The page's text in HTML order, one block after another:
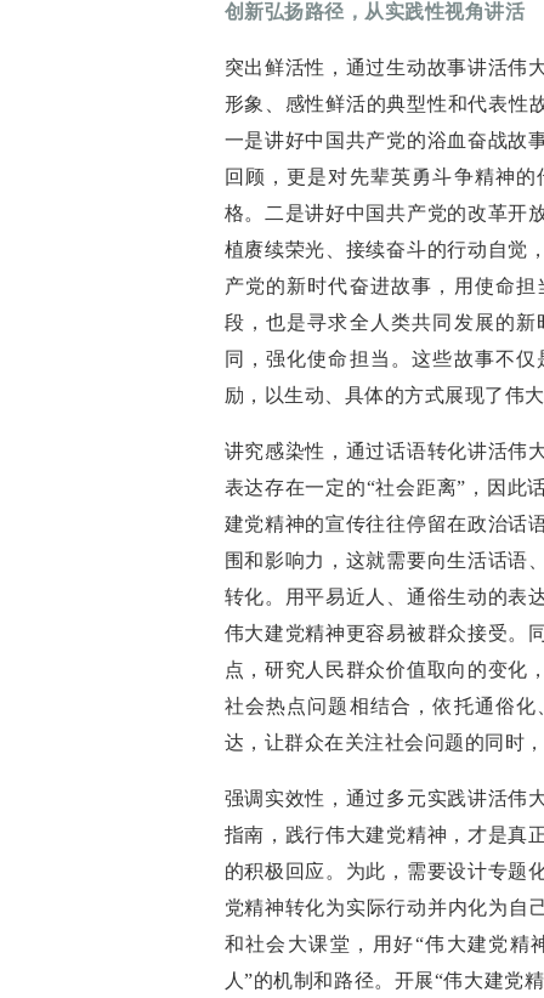
创新弘扬路径，从实践性视角讲活
突出鲜活性，通过生动故事讲活伟
形象、感性鲜活的典型性和代表性
一是讲好中国共产党的浴血奋战故
回顾，更是对先辈英勇斗争精神
格。二是讲好中国共产党的改革开
植赓续荣光、接续奋斗的行动自觉
产党的新时代奋进故事，用使命
段，也是寻求全人类共同发展的
同，强化使命担当。这些故事不
励，以生动、具体的方式展现了伟
讲究感染性，通过话语转化讲活伟
表达存在一定的“社会距离”，因此
建党精神的宣传往往停留在政治话
围和影响力，这就需要向生活话语
转化。用平易近人、通俗生动的表
伟大建党精神更容易被群众接受。
点，研究人民群众价值取向的变化
社会热点问题相结合，依托通俗
达，让群众在关注社会问题的同时
强调实效性，通过多元实践讲活伟
指南，践行伟大建党精神，才是真
的积极回应。为此，需要设计专题
党精神转化为实际行动并内化为自
和社会大课堂，用好“伟大建党精
人”的机制和路径。开展“伟大建党